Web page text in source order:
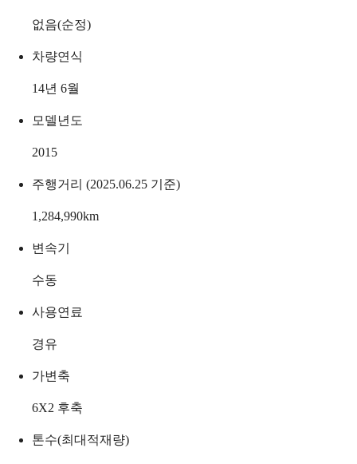
없음(순정)
차량연식
14년 6월
모델년도
2015
주행거리 (2025.06.25 기준)
1,284,990km
변속기
수동
사용연료
경유
가변축
6X2 후축
톤수(최대적재량)